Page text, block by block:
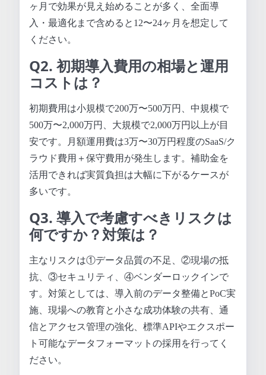
ヶ月で効果が見え始めることが多く、全面導
入・最適化まで含めると12〜24ヶ月を想定して
ください。
Q2. 初期導入費用の相場と運用
コストは？
初期費用は小規模で200万〜500万円、中規模で
500万〜2,000万円、大規模で2,000万円以上が目
安です。月額運用費は3万〜30万円程度のSaaS/ク
ラウド費用＋保守費用が発生します。補助金を
活用できれば実質負担は大幅に下がるケースが
多いです。
Q3. 導入で考慮すべきリスクは
何ですか？対策は？
主なリスクは①データ品質の不足、②現場の抵
抗、③セキュリティ、④ベンダーロックインで
す。対策としては、導入前のデータ整備とPoC実
施、現場への教育と小さな成功体験の共有、通
信とアクセス管理の強化、標準APIやエクスポー
ト可能なデータフォーマットの採用を行ってく
ださい。